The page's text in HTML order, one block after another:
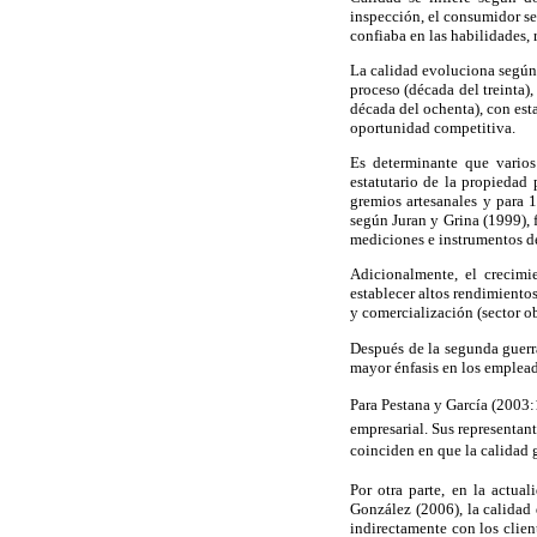
inspección, el consumidor
confiaba en las
La calidad evoluciona
proceso (década del
década del ochenta), con
oportunidad competitiva.
Es determinante que
estatutario de la propiedad
gremios artesanales y
según Juran y Grina
mediciones e instrumentos
Adicionalmente, el
establecer altos
y comercialización (sector
Después de la segunda
mayor énfasis en los
Para Pestana y García
empresarial. Sus
coinciden en que la calidad
Por otra parte, en la
González (2006), la
indirectamente con los